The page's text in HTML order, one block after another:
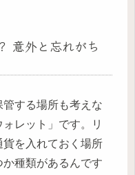
意外と忘れがち
する場所も考えな
レット」です。リ
を入れておく場所
種類があるんです